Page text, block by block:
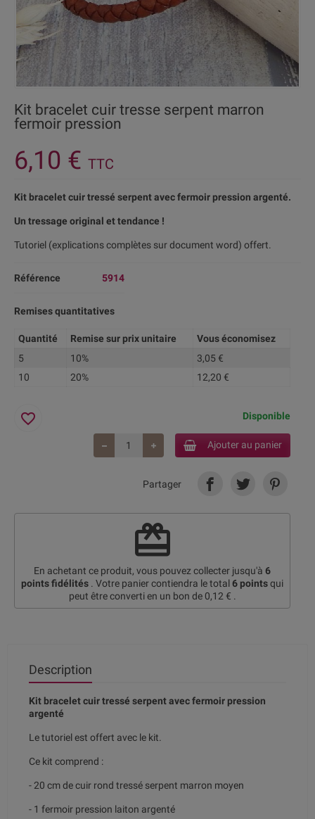
Kit bracelet cuir tresse serpent marron
fermoir pression
6,10 € TTC
Kit bracelet cuir tressé serpent avec fermoir pression argenté.
Un tressage original et tendance !
Tutoriel (explications complètes sur document word) offert.
Référence 5914
Remises quantitatives
Quantité Remise sur prix unitaire
Vous économisez
5
10%
3,05 €
10
20% 12,20 €
Disponible
Ajouter au panier
favorite_border
Partager
redeem
En achetant ce produit, vous pouvez collecter jusqu'à 6
points fidélités . Votre panier contiendra le total 6 pointsqui
peut être converti en un bon de 0,12 € .
Description
Kit bracelet cuir tressé serpent avec fermoir pression
argenté
Le tutoriel est offert avec le kit.
Ce kit comprend :
- 20 cm de cuir rond tressé serpent marron moyen
- 1 fermoir pression laiton argenté